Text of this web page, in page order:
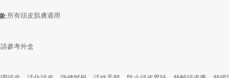
:所有頭皮肌膚適用
請參考外盒